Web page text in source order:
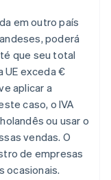
em outro país
poderá
que seu total
UE exceda €
aplicar a
caso, o IVA
ou usar o
vendas. O
de empresas
ocasionais.